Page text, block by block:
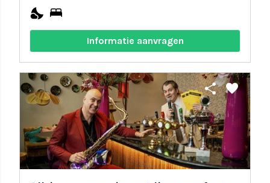
nights_stay bed
Informatie aanvragen
share favorite